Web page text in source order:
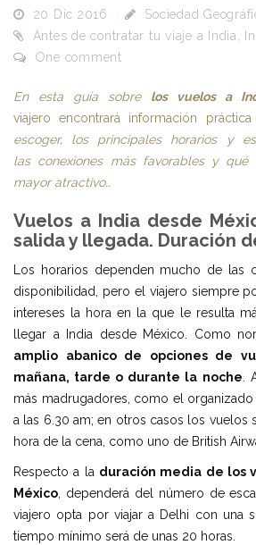
20 Dic 2016
Sociedad
Antes de contratar tu viaje a India
One comment
En esta guía sobre los vuelos a
viajero
encontrará información
escoger, los principales horarios y
las conexiones más favorables y qué
mayor atractivo…
Vuelos a India desde
salida y llegada. Duración
Los horarios dependen mucho de las
disponibilidad, pero el viajero siempre
intereses la hora en la que le resulta
llegar a India desde México. Como
amplio abanico de opciones de
mañana, tarde o durante la noche .
más madrugadores, como el
a las 6.30 am; en otros casos los vuelos
hora de la cena, como uno de British
Respecto a la duración media de los
México , dependerá del número de
viajero opta por viajar a Delhi con una
tiempo mínimo será de unas 20 horas.